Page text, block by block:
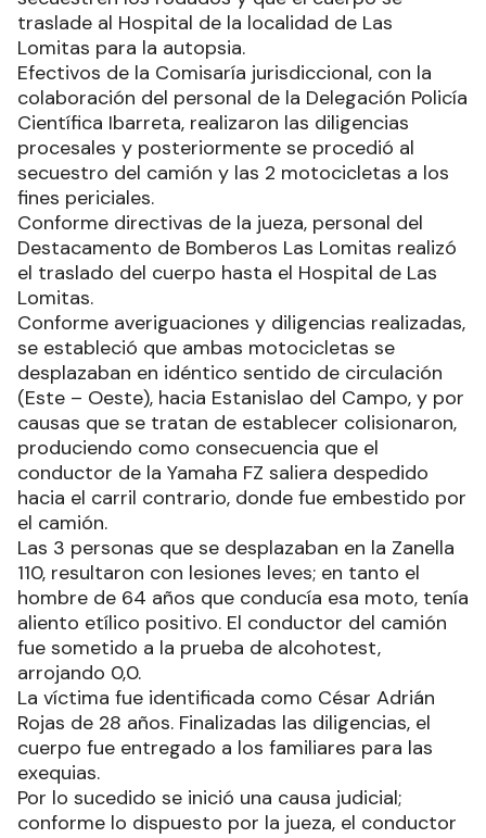
traslade al Hospital de la localidad de Las
Lomitas para la autopsia.
Efectivos de la Comisaría jurisdiccional, con la
colaboración del personal de la Delegación Policía
Científica Ibarreta, realizaron las diligencias
procesales y posteriormente se procedió al
secuestro del camión y las 2 motocicletas a los
fines periciales.
Conforme directivas de la jueza, personal del
Destacamento de Bomberos Las Lomitas realizó
el traslado del cuerpo hasta el Hospital de Las
Lomitas.
Conforme averiguaciones y diligencias realizadas,
se estableció que ambas motocicletas se
desplazaban en idéntico sentido de circulación
(Este – Oeste), hacia Estanislao del Campo, y por
causas que se tratan de establecer colisionaron,
produciendo como consecuencia que el
conductor de la Yamaha FZ saliera despedido
hacia el carril contrario, donde fue embestido por
el camión.
Las 3 personas que se desplazaban en la Zanella
110, resultaron con lesiones leves; en tanto el
hombre de 64 años que conducía esa moto, tenía
aliento etílico positivo. El conductor del camión
fue sometido a la prueba de alcohotest,
arrojando 0,0.
La víctima fue identificada como César Adrián
Rojas de 28 años. Finalizadas las diligencias, el
cuerpo fue entregado a los familiares para las
exequias.
Por lo sucedido se inició una causa judicial;
conforme lo dispuesto por la jueza, el conductor